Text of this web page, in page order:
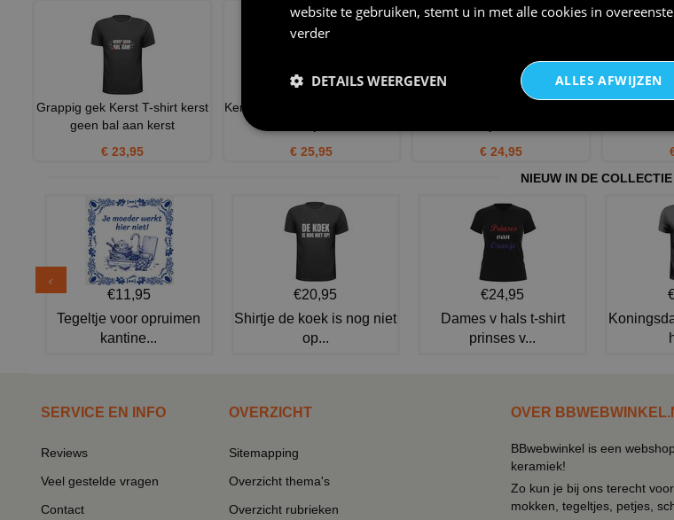
Grappig gek Kerst T-shirt kerst
geen bal aan kerst
€ 23,95
Kerst zo geen zin in longsleeve
€ 25,95
€ 24,95
NIEUW IN DE COLLECTIE
€11,95
Tegeltje voor opruimen
kantine...
€20,95
Shirtje de koek is nog niet
op...
€24,95
Dames v hals t-shirt
prinses v...
SERVICE EN INFO
Reviews
Veel gestelde vragen
Contact
OVERZICHT
Sitemapping
Overzicht thema's
Overzicht rubrieken
OVER
BBwebwinkel is een
keramiek!
Zo kun je bij ons terecht
mokken, tegeltjes, petjes,
website te gebruiken, stemt u in met alle cookies in
verder
ALLES AFWIJZEN
DETAILS WEERGEVEN